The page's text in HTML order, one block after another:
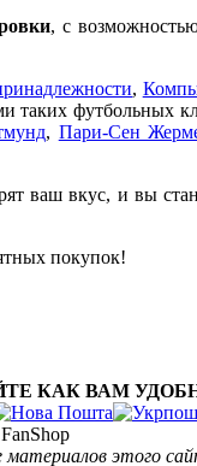
, с
,
таких футбольных
, Пари-Сен
ваш вкус, и вы
покупок!
КАК ВАМ
материалов этого